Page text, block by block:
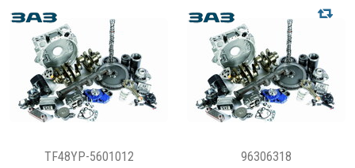
TF48YP-5601012 96306318